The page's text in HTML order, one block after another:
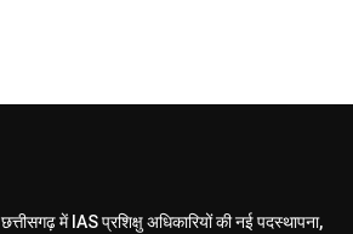
छत्तीसगढ़ में IAS प्रशिक्षु अधिकारियों की नई पदस्थापना,